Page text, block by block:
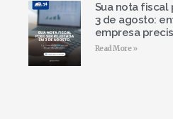
Sua nota
3 de agosto:
empresa
Read More »